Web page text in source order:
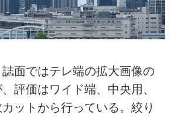
面ではテレ端の拡大画像の
評価はワイド端、中央用、
ットから行っている。絞り